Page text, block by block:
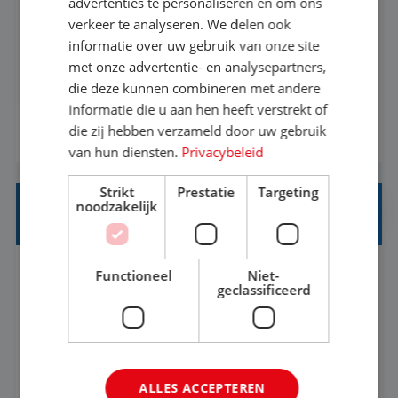
Met jouw ervaring in de reisbranche of
achtergrond in toerisme ben je klaar voor de
volgende stap. Vanaf je stoel reis je de hele
wereld over en speel je moeiteloos in op de
wensen van je team, je klant en wat er in de
reiswereld gebeurt. Met je enthousiasme weet je
klanten te overtuigen om die droomreis te
boeken! ...
BEKIJK VACATURE
REISADVISEUR ALLROUND
Aalsmeer, Noord-Holland, Nederland
Baan
MBO
het nu voor jezelf is, of voor een ander: jij vindt
verkeer te analyseren. We delen ook
informatie over uw gebruik van onze site
met onze advertentie- en analysepartners,
die deze kunnen combineren met andere
informatie die u aan hen heeft verstrekt of
die zij hebben verzameld door uw gebruik
van hun diensten. Privacybeleid
Strikt
noodzakelijk
Prestatie Targeting
Functioneel
Niet-
geclassificeerd
ALLES ACCEPTEREN